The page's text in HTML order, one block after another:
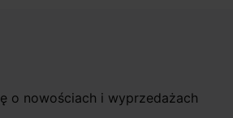
o nowościach i wyprzedażach